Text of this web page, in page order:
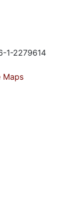
1-2279614
Maps